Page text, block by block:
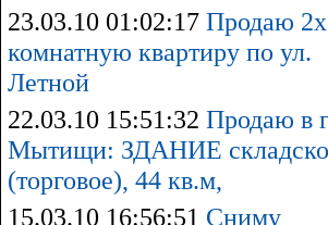
23.03.10 01:02:17 Продаю 2х
комнатную квартиру по ул.
Летной
22.03.10 15:51:32 Продаю в
Мытищи: ЗДАНИЕ
(торговое), 44 кв.м,
15.03.10 16:56:51 Сниму